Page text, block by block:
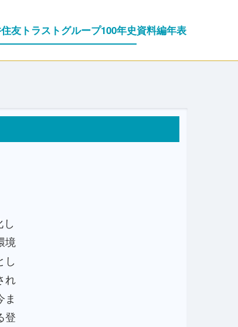
友トラストグループ100年史資料編年表
境
し
れ
登